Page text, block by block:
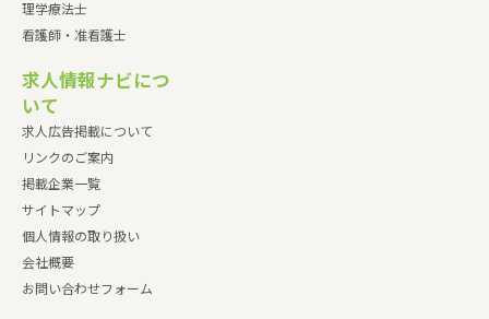
理学療法士
看護師・准看護士
求人情報ナビにつ
いて
求人広告掲載について
リンクのご案内
掲載企業一覧
サイトマップ
個人情報の取り扱い
会社概要
お問い合わせフォーム